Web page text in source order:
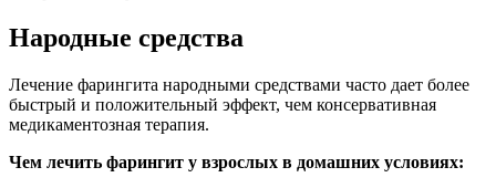
Народные средства
Лечение фарингита народными средствами часто дает более
быстрый и положительный эффект, чем консервативная
медикаментозная терапия.
Чем лечить фарингит у взрослых в домашних условиях: